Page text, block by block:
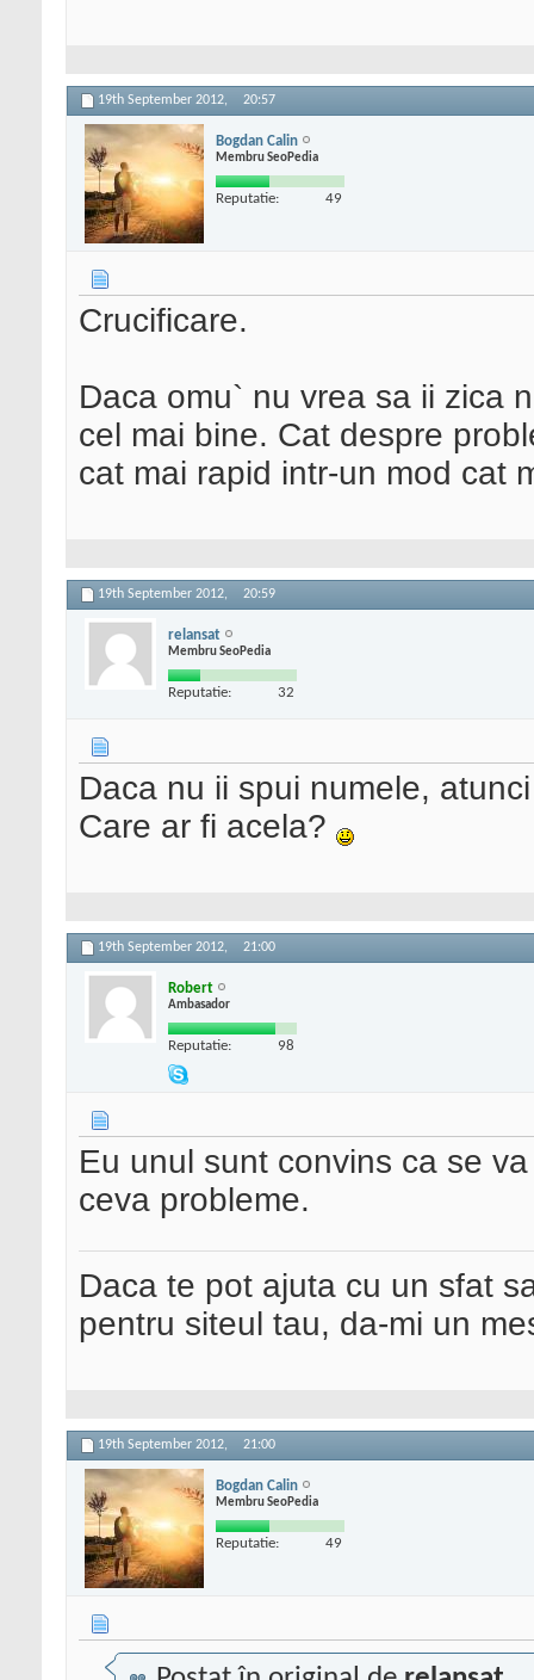
19th September 2012, 20:57
Bogdan Calin
Membru SeoPedia
Reputatie: 49
Crucificare.
Daca omu` nu vrea sa ii zica
cel mai bine. Cat despre
cat mai rapid intr-un mod cat
19th September 2012, 20:59
relansat
Membru SeoPedia
Reputatie: 32
Daca nu ii spui numele,
Care ar fi acela?
19th September 2012, 21:00
Robert
Ambasador
Reputatie: 98
Eu unul sunt convins ca se
ceva probleme.
Daca te pot ajuta cu un sfat
pentru siteul tau, da-mi un
19th September 2012, 21:00
Bogdan Calin
Membru SeoPedia
Reputatie: 49